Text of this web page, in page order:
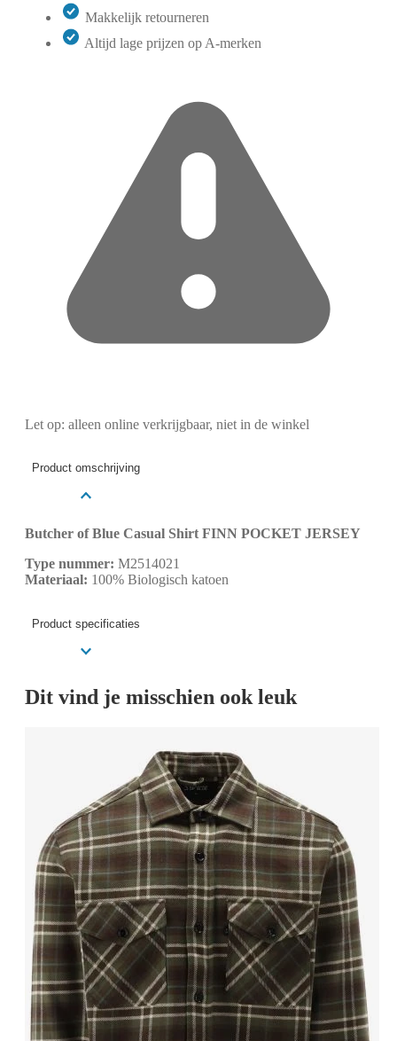
Makkelijk retourneren
Altijd lage prijzen op A-merken
Let op: alleen online verkrijgbaar, niet in de winkel
Product omschrijving
Butcher of Blue Casual Shirt FINN POCKET JERSEY
Type nummer: M2514021
Materiaal: 100% Biologisch katoen
Product specificaties
Dit vind je misschien ook leuk